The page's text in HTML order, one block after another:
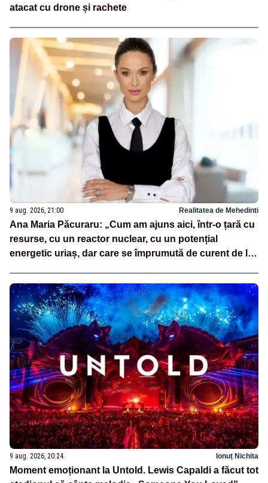
atacat cu drone și rachete
9 aug. 2026, 21:00 Realitatea de Mehedinti
Ana Maria Păcuraru: „Cum am ajuns aici, într-o țară cu
resurse, cu un reactor nuclear, cu un potențial
energetic uriaș, dar care se împrumută de curent de la
9 aug. 2026, 20:24 Ionuț Nichita
Moment emoționant la Untold. Lewis Capaldi a făcut tot